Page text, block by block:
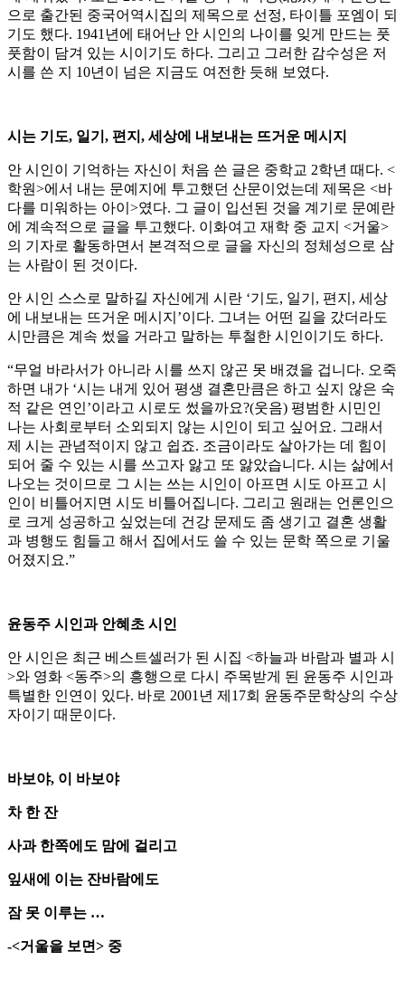
으로 출간된 중국어역시집의 제목으로 선정, 타이틀 포엠이 되
기도 했다. 1941년에 태어난 안 시인의 나이를 잊게 만드는 풋
풋함이 담겨 있는 시이기도 하다. 그리고 그러한 감수성은 저
시를 쓴 지 10년이 넘은 지금도 여전한 듯해 보였다.
시는 기도, 일기, 편지, 세상에 내보내는 뜨거운 메시지
안 시인이 기억하는 자신이 처음 쓴 글은 중학교 2학년 때다. <
학원>에서 내는 문예지에 투고했던 산문이었는데 제목은 <바
다를 미워하는 아이>였다. 그 글이 입선된 것을 계기로 문예란
에 계속적으로 글을 투고했다. 이화여고 재학 중 교지 <거울>
의 기자로 활동하면서 본격적으로 글을 자신의 정체성으로 삼
는 사람이 된 것이다.
안 시인 스스로 말하길 자신에게 시란 ‘기도, 일기, 편지, 세상
에 내보내는 뜨거운 메시지’이다. 그녀는 어떤 길을 갔더라도
시만큼은 계속 썼을 거라고 말하는 투철한 시인이기도 하다.
“무얼 바라서가 아니라 시를 쓰지 않곤 못 배겼을 겁니다. 오죽
하면 내가 ‘시는 내게 있어 평생 결혼만큼은 하고 싶지 않은 숙
적 같은 연인’이라고 시로도 썼을까요?(웃음) 평범한 시민인
나는 사회로부터 소외되지 않는 시인이 되고 싶어요. 그래서
제 시는 관념적이지 않고 쉽죠. 조금이라도 살아가는 데 힘이
되어 줄 수 있는 시를 쓰고자 앓고 또 앓았습니다. 시는 삶에서
나오는 것이므로 그 시는 쓰는 시인이 아프면 시도 아프고 시
인이 비틀어지면 시도 비틀어집니다. 그리고 원래는 언론인으
로 크게 성공하고 싶었는데 건강 문제도 좀 생기고 결혼 생활
과 병행도 힘들고 해서 집에서도 쓸 수 있는 문학 쪽으로 기울
어졌지요.”
윤동주 시인과 안혜초 시인
안 시인은 최근 베스트셀러가 된 시집 <하늘과 바람과 별과 시
>와 영화 <동주>의 흥행으로 다시 주목받게 된 윤동주 시인과
특별한 인연이 있다. 바로 2001년 제17회 윤동주문학상의 수상
자이기 때문이다.
바보야, 이 바보야
차 한 잔
사과 한쪽에도 맘에 걸리고
잎새에 이는 잔바람에도
잠 못 이루는 …
-<거울을 보면> 중